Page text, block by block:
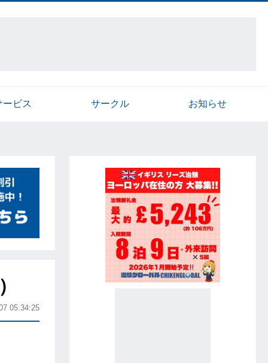
ービス サークル お知らせ
05:34:25